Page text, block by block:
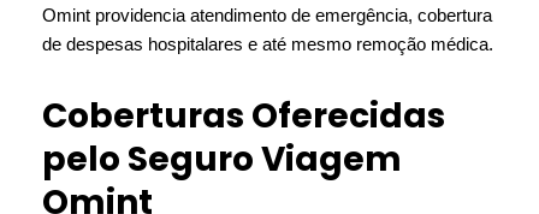
Omint providencia atendimento de emergência, cobertura
de despesas hospitalares e até mesmo remoção médica.
Coberturas Oferecidas
pelo Seguro Viagem
Omint